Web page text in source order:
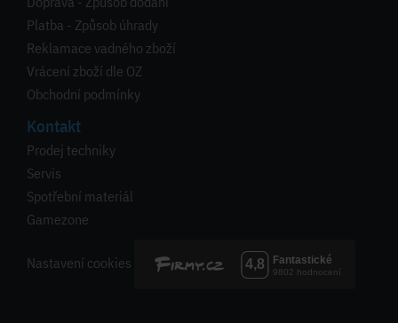
Platba - Způsob úhrady
Reklamace vadného zboží
Vrácení zboží dle OZ
Obchodní podmínky
Kontakt
Prodej techniky
Servis
Spotřební materiál
Gamezone
Nastavení cookies